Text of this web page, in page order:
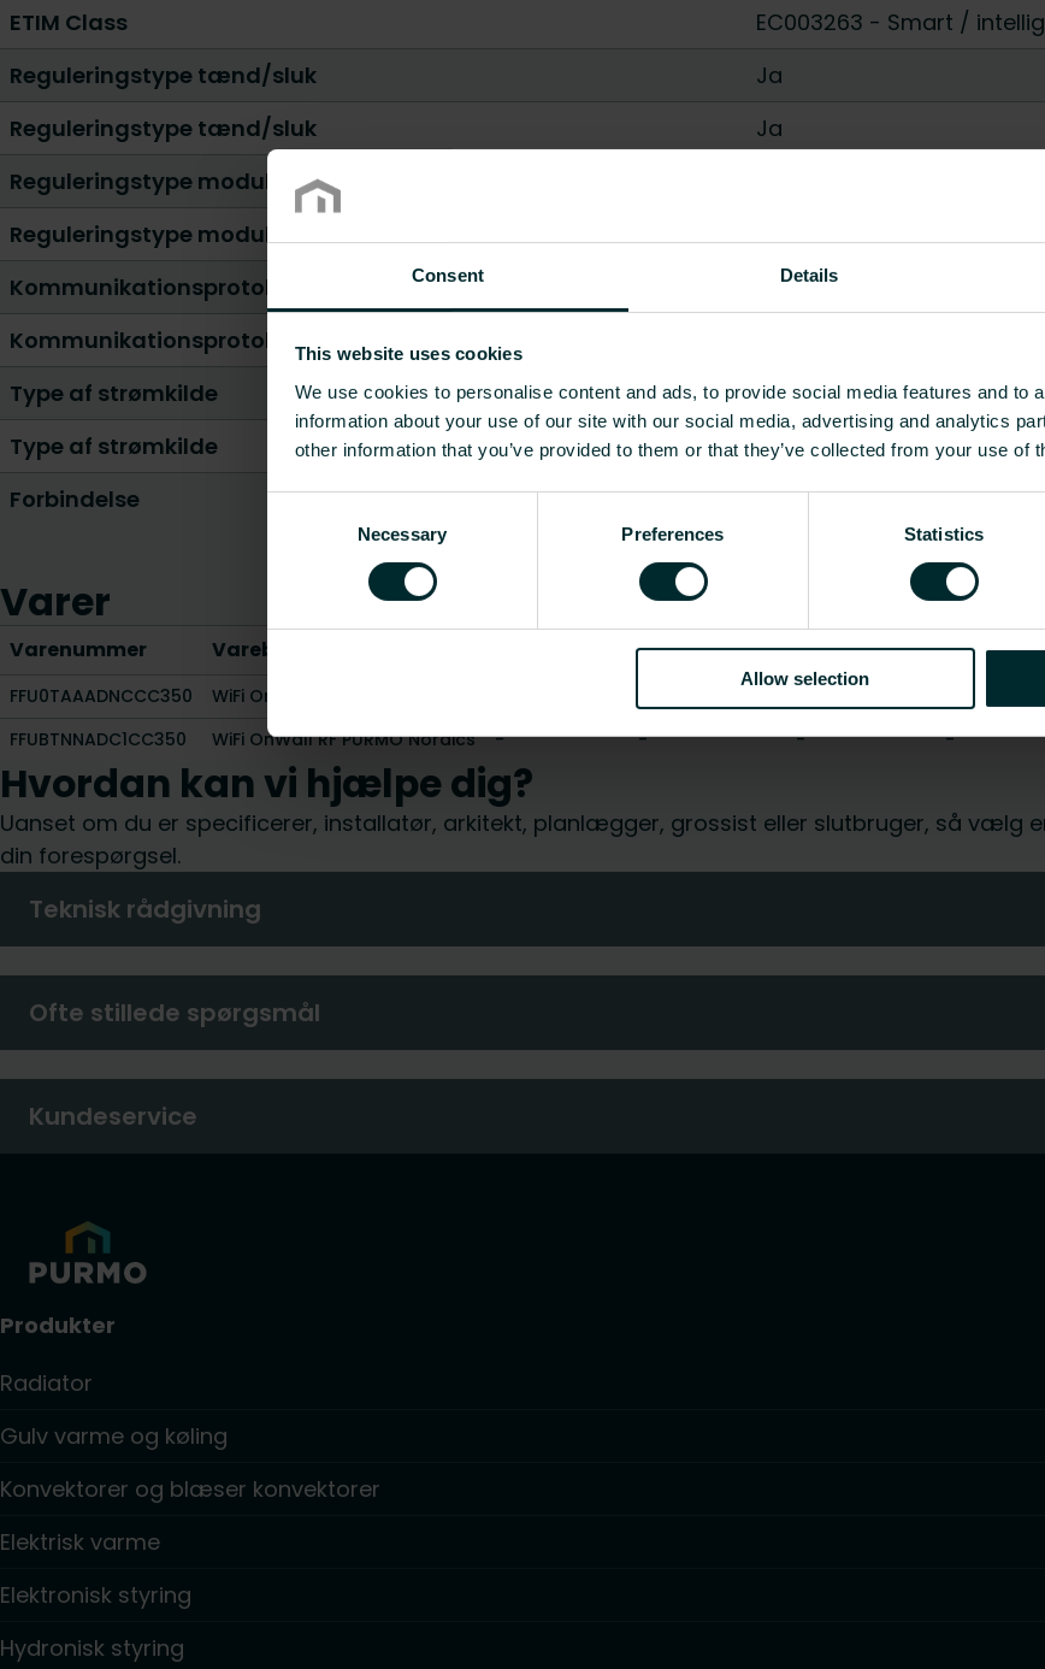
Consent Details
This website uses cookies
We use cookies to personalise content and ads, to provide social media features and to
information about your use of our site with our social media, advertising and analytics
other information that you’ve provided to them or that they’ve collected from your use of
Necessary Preferences Statistics
Allow selection
ETIM Class
EC003263 - Smart /
Reguleringstype tænd/sluk
Ja
Reguleringstype tænd/sluk
Ja
Reguleringstype modulerende
Reguleringstype modulerende
Nej
Kommunikationsprotokol
Andet
Kommunikationsprotokol
Type af strømkilde
Batteri-24 V
Type af strømkilde
24 V -230 V
Forbindelse
Trådløs-3-wire
Varer
Varenummer Varebeskrivelse Bredde [mm] Dybde [mm] Vægt
FFU0TAAADNCCC350 WiFi OnWall 24V PURMO Nord.
FFUBTNNADC1CC350
WiFi OnWall RF PURMO Nordics - - - -
Hvordan kan vi hjælpe dig?
Uanset om du er specificerer, installatør, arkitekt, planlægger, grossist eller slutbruger, så vælg
din forespørgsel.
Teknisk rådgivning
Ofte stillede spørgsmål
Kundeservice
Produkter
Radiator
Gulv varme og køling
Konvektorer og blæser konvektorer
Elektrisk varme
Elektronisk styring
Hydronisk styring